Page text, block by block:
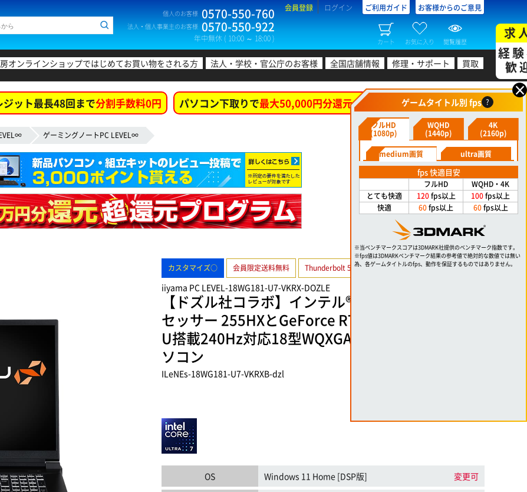
個人のお客様 0570-550-760
法人・個人事業主のお客様 0570-550-922
年中無休 ( 10:00 ～ 18:00 )
会員登録 ログイン ご利用ガイド お客様からのご意見
カート お気に入り 閲覧履歴
オンラインショップではじめてお買い物をされる方 法人・学校・官公庁のお客様 全国店舗情報 修理・サポート 買取
求
経
歓
ット最長48回まで分割手数料0円 パソコン下取りで最大50,000円分還元！
ゲーミングノートPC LEVEL∞
カスタマイズ○ 会員限定送料無料 Thunderbolt 5 取扱い終了
iiyama PC LEVEL-18WG181-U7-VKRX-DOZLE
【ドズル社コラボ】インテル® Core™ Ultra 7 プロ
セッサー 255HXとGeForce RTX 5080 Laptop GP
U搭載240Hz対応18型WQXGAゲーミングノートパ
ソコン
ILeNEs-18WG181-U7-VKRXB-dzl
OS Windows 11 Home [DSP版] 変更可
×
ゲームタイトル別 fps ?
フルHD
(1080p)
WQHD
(1440p)
4K
(2160p)
medium画質
ultra画質
fps 快適目安
フルHD
WQHD・4K
とても快適
120fps以上 100fps以上
快適
60fps以上 60fps以上
※当ベンチマークスコアは3DMARK社提供のベンチマーク指数です。
※fps値は3DMARKベンチマーク結果の参考値で絶対的な数値では無い
為、各ゲームタイトルのfps、動作を保証するものではありません。